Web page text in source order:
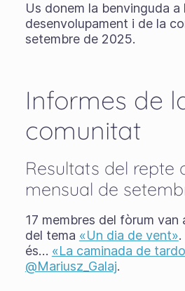
Us donem la benvinguda
desenvolupament i de la
setembre de 2025.
Informes de
comunitat
Resultats del repte
mensual de
17 membres del fòrum van
del tema «Un dia de vent»
és… «La caminada de
@Mariusz_Galaj.